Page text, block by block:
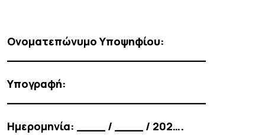
Ονοματεπώνυμο Υποψηφίου:
____________________________
Υπογραφή:
____________________________
Ημερομηνία: ____ / ____ / 202….